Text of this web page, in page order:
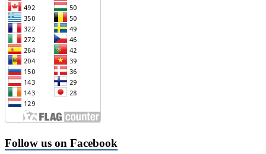
Follow us on Facebook